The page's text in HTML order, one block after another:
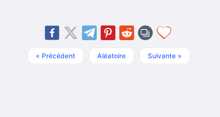
« Précédent Aléatoire Suivante »